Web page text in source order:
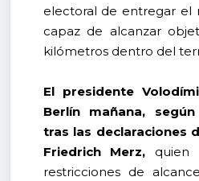
electoral de entregar el
capaz de alcanzar
kilómetros dentro del
El presidente
Berlín mañana,
tras las declaraciones
Friedrich Merz, quien
restricciones de